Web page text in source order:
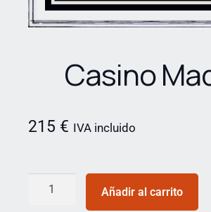
Casino
215 € IVA incluido
Añadir al carrito